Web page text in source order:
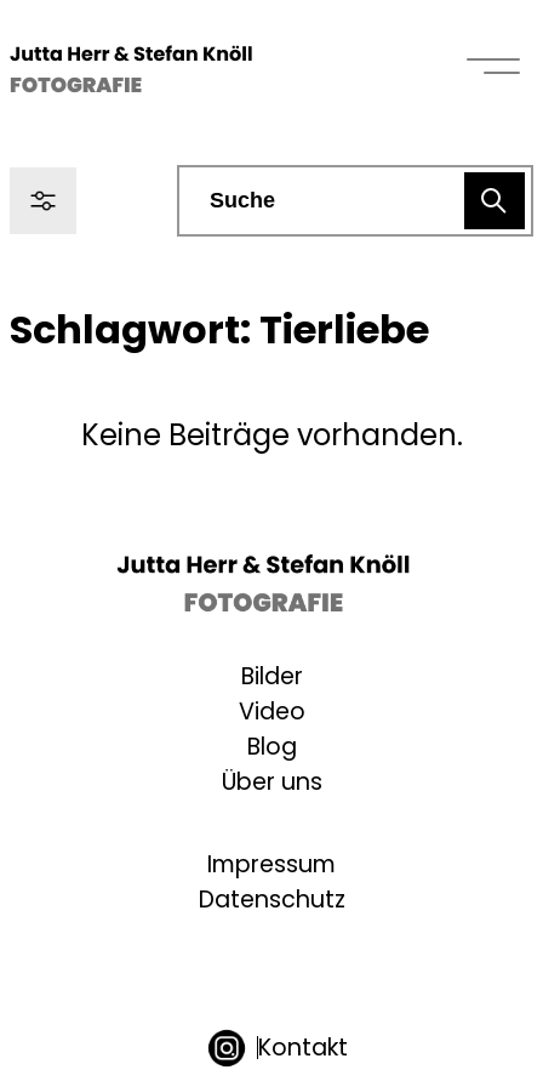
Schlagwort: Tierliebe
Keine Beiträge vorhanden.
Bilder
Video
Blog
Über uns
Impressum
Datenschutz
Kontakt